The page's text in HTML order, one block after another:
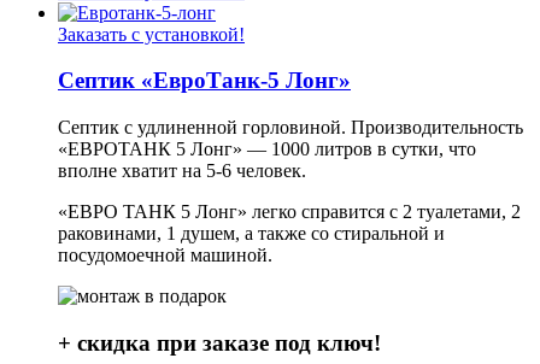
Заказать с установкой!
Септик «ЕвроТанк-5 Лонг»
Септик с удлиненной горловиной. Производительность
«ЕВРОТАНК 5 Лонг» — 1000 литров в сутки, что
вполне хватит на 5-6 человек.
«ЕВРО ТАНК 5 Лонг» легко справится с 2 туалетами, 2
раковинами, 1 душем, а также со стиральной и
посудомоечной машиной.
+ скидка при заказе под ключ!